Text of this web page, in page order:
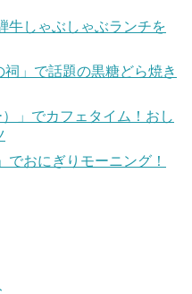
牛しゃぶしゃぶランチを
」で話題の黒糖どら焼き
」でカフェタイム！おし
おにぎりモーニング！